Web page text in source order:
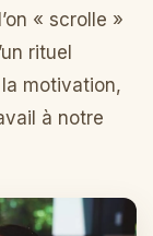
« scrolle »
rituel
motivation,
à notre